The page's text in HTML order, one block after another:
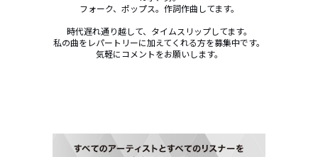
フォーク、ポップス。作詞作曲してます。
時代遅れ通り越して、タイムスリップしてます。
私の曲をレパートリーに加えてくれる方を募集中です。
気軽にコメントをお願いします。